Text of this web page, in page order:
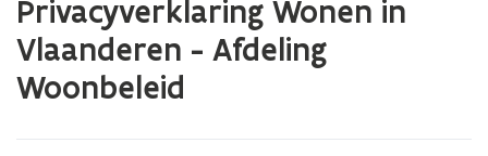
bevindt
zich
op:
Privacyverklaring
Privacyverklaring Wonen in
Vlaanderen - Afdeling
Woonbeleid